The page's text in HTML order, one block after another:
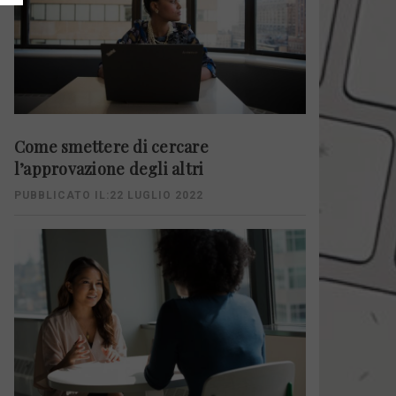
Come smettere di cercare
l’approvazione degli altri
PUBBLICATO IL:22 LUGLIO 2022